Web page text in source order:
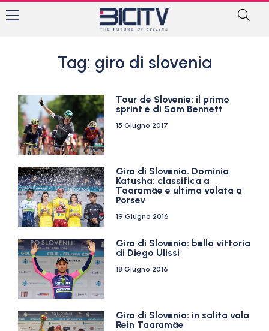
Tag: giro di slovenia
Tour de Slovenie: il primo
sprint è di Sam Bennett
15 Giugno 2017
Giro di Slovenia. Dominio
Katusha: classifica a
Taaramäe e ultima volata a
Porsev
19 Giugno 2016
Giro di Slovenia: bella vittoria
di Diego Ulissi
18 Giugno 2016
Giro di Slovenia: in salita vola
Rein Taaramäe